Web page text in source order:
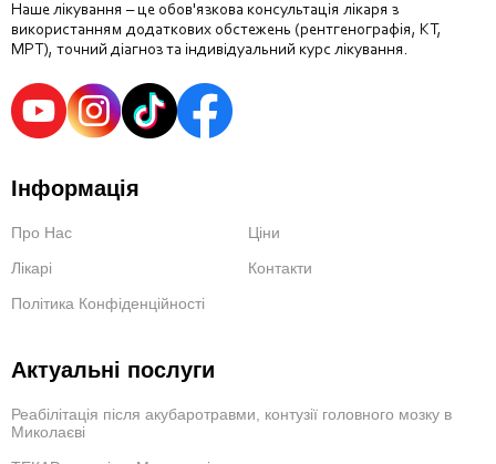
Наше лікування – це обов'язкова консультація лікаря з
використанням додаткових обстежень (рентгенографія, КТ,
МРТ), точний діагноз та індивідуальний курс лікування.
Інформація
Про Нас
Ціни
Лікарі
Контакти
Політика Конфіденційності
Актуальні послуги
Реабілітація після акубаротравми, контузії головного мозку в
Миколаєві